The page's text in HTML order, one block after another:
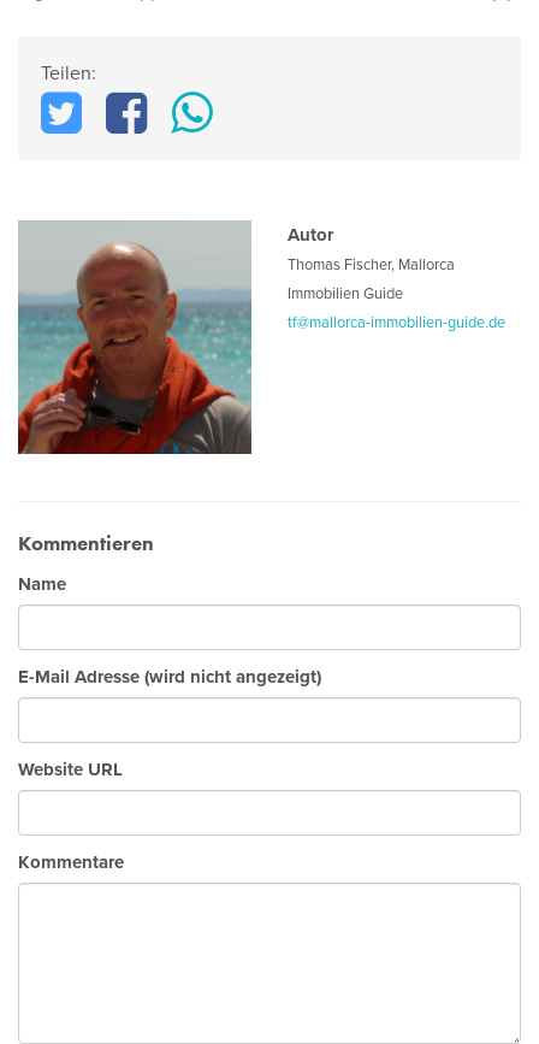
Teilen:
Autor
Thomas Fischer, Mallorca
Immobilien Guide
tf@mallorca-immobilien-guide.de
Kommentieren
Name
E-Mail Adresse (wird nicht angezeigt)
Website URL
Kommentare